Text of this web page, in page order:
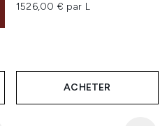
1526,00 € par L
ACHETER